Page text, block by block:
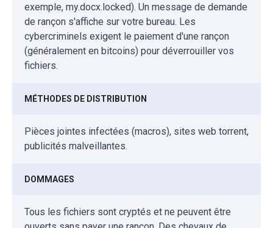
exemple, my.docx.locked). Un message de demande
de rançon s'affiche sur votre bureau. Les
cybercriminels exigent le paiement d'une rançon
(généralement en bitcoins) pour déverrouiller vos
fichiers.
MÉTHODES DE DISTRIBUTION
Pièces jointes infectées (macros), sites web torrent,
publicités malveillantes.
DOMMAGES
Tous les fichiers sont cryptés et ne peuvent être